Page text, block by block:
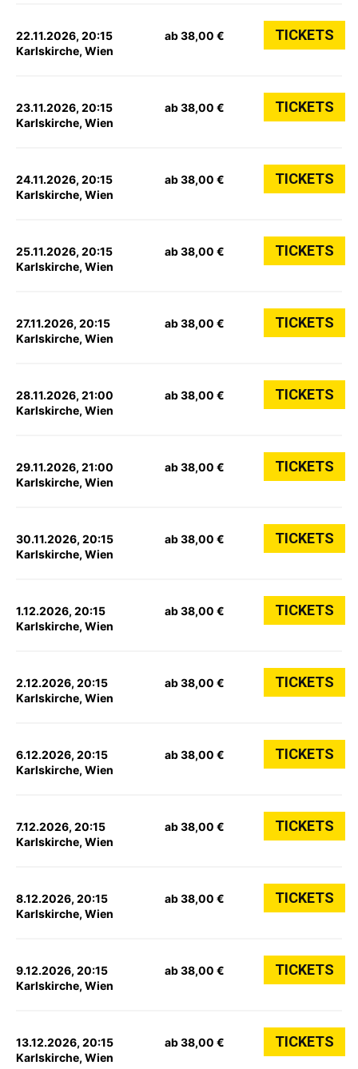
22.11.2026, 20:15
Karlskirche, Wien
ab 38,00 € TICKETS
23.11.2026, 20:15
Karlskirche, Wien
ab 38,00 € TICKETS
24.11.2026, 20:15
Karlskirche, Wien
ab 38,00 € TICKETS
25.11.2026, 20:15
Karlskirche, Wien
ab 38,00 € TICKETS
27.11.2026, 20:15
Karlskirche, Wien
ab 38,00 € TICKETS
28.11.2026, 21:00
Karlskirche, Wien
ab 38,00 € TICKETS
29.11.2026, 21:00
Karlskirche, Wien
ab 38,00 € TICKETS
30.11.2026, 20:15
Karlskirche, Wien
ab 38,00 € TICKETS
1.12.2026, 20:15
Karlskirche, Wien
ab 38,00 € TICKETS
2.12.2026, 20:15
Karlskirche, Wien
ab 38,00 € TICKETS
6.12.2026, 20:15
Karlskirche, Wien
ab 38,00 € TICKETS
7.12.2026, 20:15
Karlskirche, Wien
ab 38,00 € TICKETS
8.12.2026, 20:15
Karlskirche, Wien
ab 38,00 € TICKETS
9.12.2026, 20:15
Karlskirche, Wien
ab 38,00 € TICKETS
13.12.2026, 20:15
Karlskirche, Wien
ab 38,00 € TICKETS